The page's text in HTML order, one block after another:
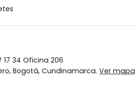
34 Oficina 206
Bogotá, Cundinamarca. Ver mapa